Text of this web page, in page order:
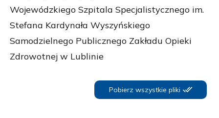
Wojewódzkiego Szpitala Specjalistycznego im.
Stefana Kardynała Wyszyńskiego
Samodzielnego Publicznego Zakładu Opieki
Zdrowotnej w Lublinie
Pobierz wszystkie pliki